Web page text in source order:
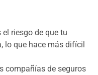
riesgo de que tu
lo que hace más difícil
compañías de seguros